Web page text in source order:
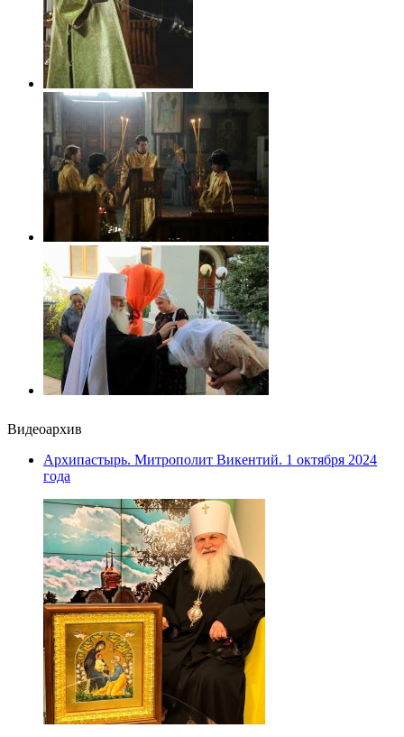
Видеоархив
Архипастырь. Митрополит Викентий. 1 октября 2024
года